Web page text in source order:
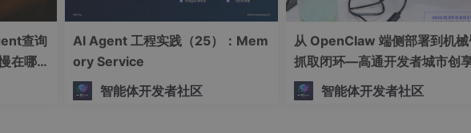
查询
在哪
AI Agent 工程实践（25）：Mem
ory Service
智能体开发者社区
从 OpenClaw 端侧部署到机械
抓取闭环—高通开发者城市创
坊实践 (成都站)
智能体开发者社区